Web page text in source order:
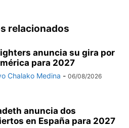
relacionados
anuncia su gira por
para 2027
Chalako Medina - 06/08/2026
anuncia dos
en España para 2027